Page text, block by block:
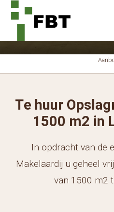
Te huur
1500 m2 in
In opdracht van de
Makelaardij u geheel
van 1500 m2